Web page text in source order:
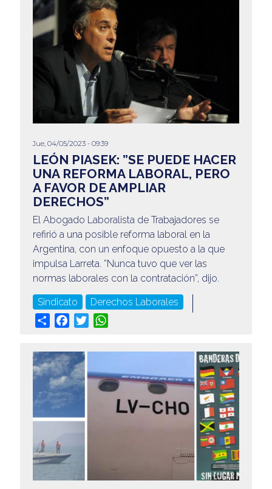
Jue, 04/05/2023 - 09:39
LEÓN PIASEK: ”SE PUEDE HACER
UNA REFORMA LABORAL, PERO
A FAVOR DE AMPLIAR
DERECHOS”
El Abogado Laboralista de Trabajadores se
refirió a una posible reforma laboral en la
Argentina, con un enfoque opuesto a la que
impulsa Larreta. ”Nunca tuvo que ver las
normas laborales con la contratación”, dijo.
Sindicato
Derechos Laborales
Share Facebook
Twitter